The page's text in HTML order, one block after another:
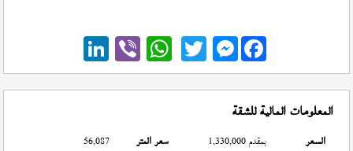
Messenger
المعلومات المالية للشقة
السعر بمقدم 1,330,000 سعر المتر
56,087